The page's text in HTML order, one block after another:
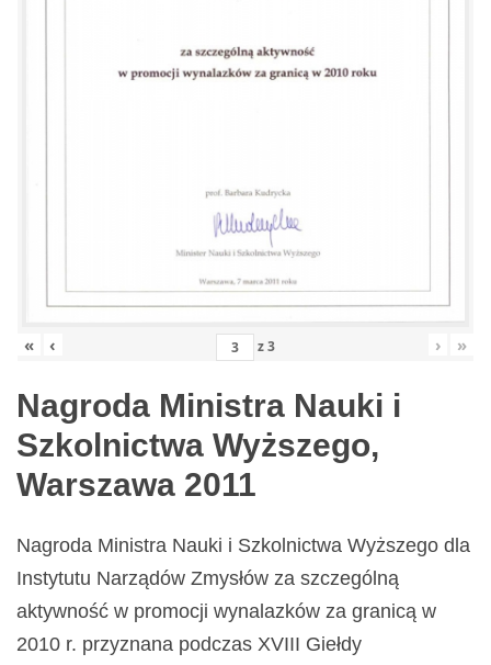
« ‹ z3 › »
Nagroda Ministra Nauki i
Szkolnictwa Wyższego,
Warszawa 2011
Nagroda Ministra Nauki i Szkolnictwa Wyższego dla
Instytutu Narządów Zmysłów za szczególną
aktywność w promocji wynalazków za granicą w
2010 r. przyznana podczas XVIII Giełdy